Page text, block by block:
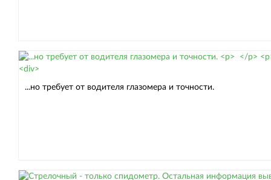
...но требует от водителя глазомера и точности.